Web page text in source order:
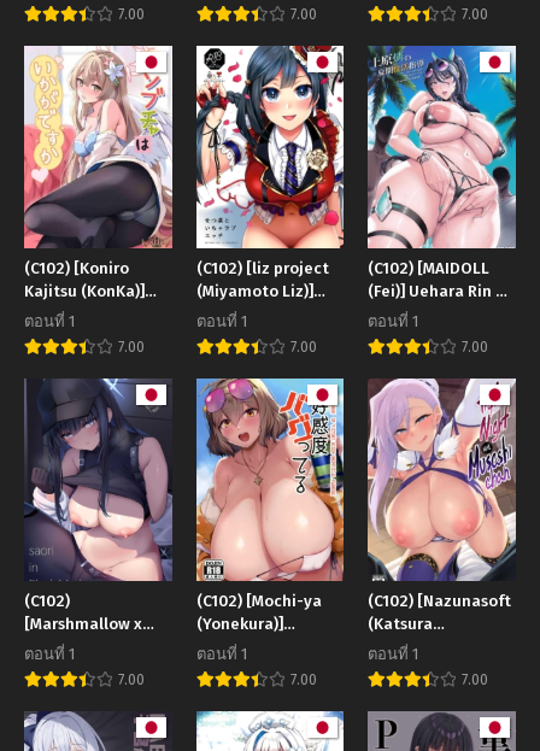
Konna ni mo Open
nanoo Are
Teacher-Student
Relationships This
Open (Blue
Archive)
7.00
Icha Love Ecchi
Shimakuru Hon
(SSSS GRIDMAN)
7.00 Archive) 7.00
(C102) [Koniro
Kajitsu (KonKa)]
Konbucha wa Ikaga
desu ka How About
a Kombucha (Blue
Archive)
ตอนที่ 1
7.00
(C102) [liz project
(Miyamoto Liz)]
Setsuna to Icha
Love Ecchi (Love
Live! Nijigasaki
High School Idol
Club)
ตอนที่ 1
7.00
(C102) [MAIDOLL
(Fei)] Uehara Rin no
Kaki Seikatsu
Shidou – Rin’s
Sexual Summer
Life (Action
Taimanin)
ตอนที่ 1
7.00
(C102)
[Marshmallow x
Whip (kyou)] Saori
in Black Market
(Blue Archive)
ตอนที่ 1
7.00
(C102) [Mochi-ya
(Yonekura)]
Koukando
Bugtteru Bugged
Relationship
(Goddess of Victory
Nikke)
ตอนที่ 1
7.00
(C102) [Nazunasoft
(Katsura
Harufumi)]
Musashi-chan to
Himitsu no
Nettaiya A Tropical
Night with
ตอนที่ 1
7.00